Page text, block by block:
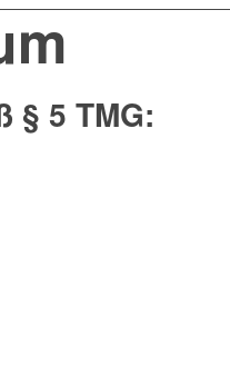
§ 5 TMG: